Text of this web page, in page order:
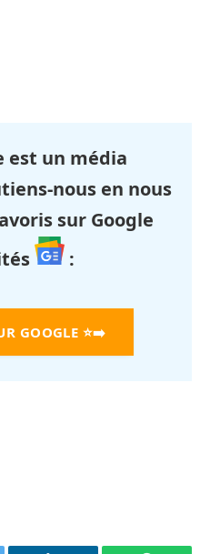
est un média
nous en nous
sur Google
:
GOOGLE ⭐➡️